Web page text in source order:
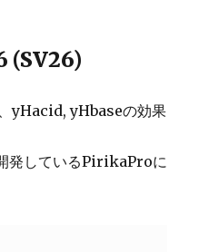
(SV26)
yHacid, yHbaseの効果
発しているPirikaProに